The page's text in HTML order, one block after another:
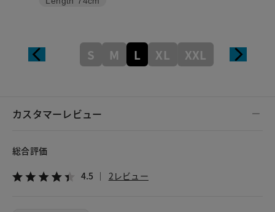
S M L XL XXL
カスタマーレビュー
総合評価
4.5 2レビュー